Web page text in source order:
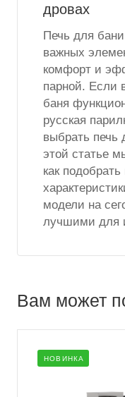
дровах
Печь для
важных
комфорт и
парной. Если
баня
русская
выбрать печь
этой статье
как
модели на
лучшими для
Вам может
НОВИНКА